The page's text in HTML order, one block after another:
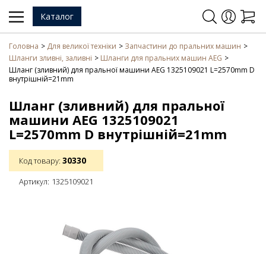
Каталог
Головна Для великої техніки
Запчастини до пральних машин
Шланги зливні, заливні
Шланги для пральних машин AEG
Шланг (зливний) для пральної машини AEG 1325109021 L=2570mm D
внутрішній=21mm
Шланг (зливний) для пральної
машини AEG 1325109021
L=2570mm D внутрішній=21mm
Код товару: 30330
Артикул: 1325109021